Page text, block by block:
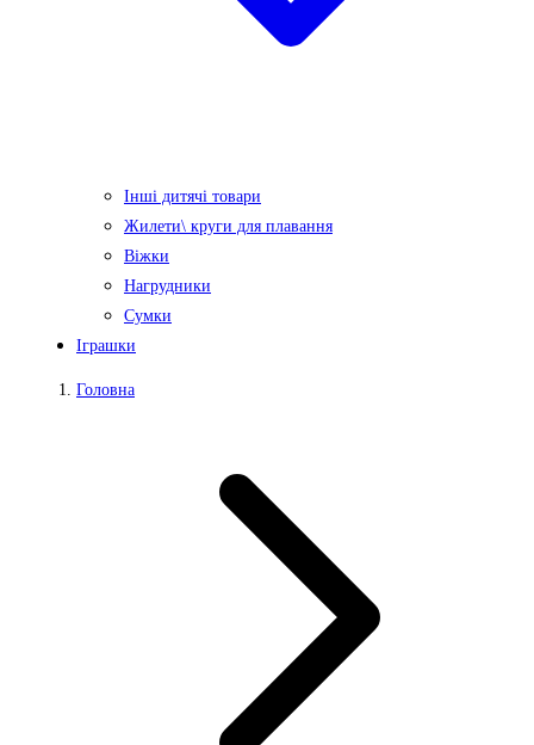
Інші дитячі товари
Жилети\ круги для плавання
Віжки
Нагрудники
Сумки
Іграшки
Головна